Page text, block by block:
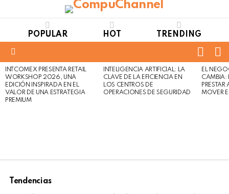
POPULAR HOT TRENDING
LATEST
STORIES
INTCOMEX PRESENTA RETAIL
WORKSHOP 2026, UNA
EDICIÓN INSPIRADA EN EL
VALOR DE UNA ESTRATEGIA
PREMIUM
INTELIGENCIA ARTIFICIAL: LA
CLAVE DE LA EFICIENCIA EN
LOS CENTROS DE
OPERACIONES DE SEGURIDAD
EL
CAMBIA:
MOVER
Tendencias